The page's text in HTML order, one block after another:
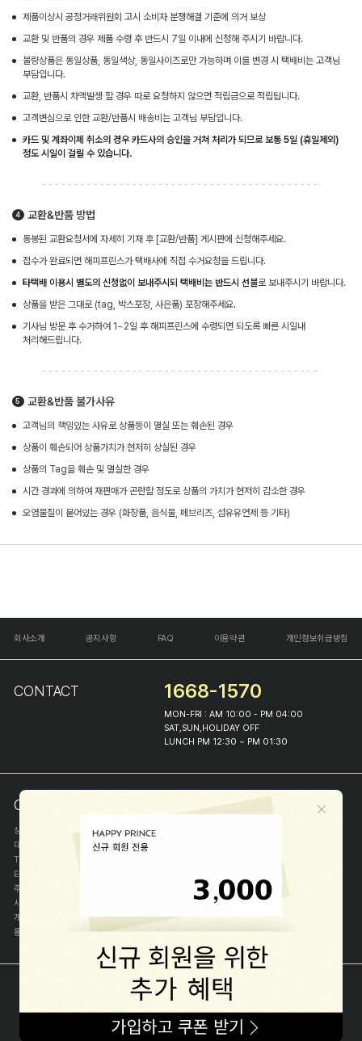
제품이상시 공정거래위원회 고시 소비자 분쟁해결 기준에 의거 보상
교환 및 반품의 경우 제품 수령 후 반드시 7일 이내에 신청해 주시기 바랍니다.
불량상품은 동일상품, 동일색상, 동일사이즈로만 가능하며 이를 변경 시 택배비는 고객님
부담입니다.
교환, 반품시 차액발생 할 경우 따로 요청하지 않으면 적립금으로 적립됩니다.
고객변심으로 인한 교환/반품시 배송비는 고객님 부담입니다.
카드 및 계좌이체 취소의 경우 카드사의 승인을 거쳐 처리가 되므로 보통 5일 (휴일제외)
정도 시일이 걸릴 수 있습니다.
교환&반품 방법
동봉된 교환요청서에 자세히 기재 후 [교환/반품] 게시판에 신청해주세요.
접수가 완료되면 해피프린스가 택배사에 직접 수거요청을 드립니다.
타택배 이용시 별도의 신청없이 보내주시되 택배비는 반드시 선불로 보내주시기 바랍니다.
상품을 받은 그대로 (tag, 박스포장, 사은품) 포장해주세요.
기사님 방문 후 수거하여 1~2일 후 해피프린스에 수령되면 되도록 빠른 시일내
처리해드립니다.
교환&반품 불가사유
고객님의 책임있는 사유로 상품등이 멸실 또는 훼손된 경우
상품이 훼손되어 상품가치가 현저히 상실된 경우
상품의 Tag을 훼손 및 멸실한 경우
시간 경과에 의하여 재판매가 곤란할 정도로 상품의 가치가 현저히 감소한 경우
오염물질이 묻어있는 경우 (화장품, 음식물, 페브리즈, 섬유유연제 등 기타)
회사소개 공지사항 FAQ 이용약관 개인정보취급방침
CONTACT 1668-1570
MON-FRI : AM 10:00 - PM 04:00
SAT,SUN,HOLIDAY OFF
LUNCH PM 12:30 ~ PM 01:30
COMPANY INFO
상호
(주)해피프린스
대표
이화진
TEL
E-MAIL
주소
사업자등록번호
개인정보관리자
이화진
통신판매신고번호
제 2018-서울종로-1384 호[사업자정보확인]
COPYRIGHT(C) (주)해피프린스 ALL RIGHT RESERVED.